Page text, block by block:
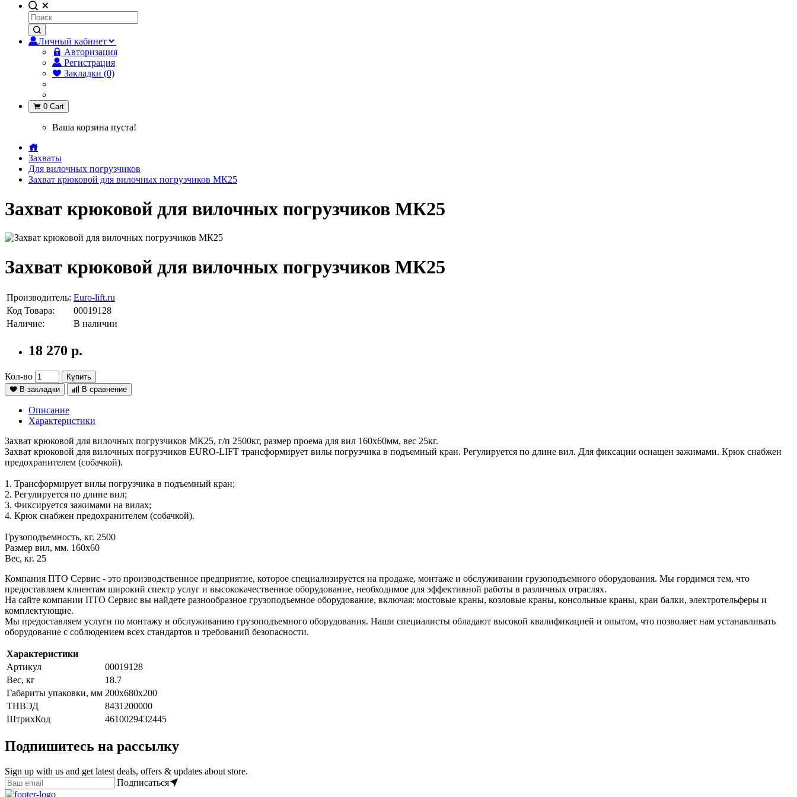
Личный кабинет
Авторизация
Регистрация
Закладки (0)
0 Cart
Ваша корзина пуста!
Захваты
Для вилочных погрузчиков
Захват крюковой для вилочных погрузчиков МК25
Захват крюковой для вилочных погрузчиков МК25
Захват крюковой для вилочных погрузчиков МК25
Производитель: Euro-lift.ru
Код Товара:
00019128
Наличие:
В наличии
18 270 р.
Кол-во
Купить
В закладки
В сравнение
Описание
Характеристики
Захват крюковой для вилочных погрузчиков МК25, г/п 2500кг, размер проема для вил 160х60мм, вес 25кг.
Захват крюковой для вилочных погрузчиков EURO-LIFT трансформирует вилы погрузчика в подъемный кран. Регулируется по длине вил. Для фиксации оснащен зажимами. Крюк снабжен
предохранителем (собачкой).
1. Трансформирует вилы погрузчика в подъемный кран;
2. Регулируется по длине вил;
3. Фиксируется зажимами на вилах;
4. Крюк снабжен предохранителем (собачкой).
Грузоподъемность, кг. 2500
Размер вил, мм. 160x60
Вес, кг. 25
Компания ПТО Сервис - это производственное предприятие, которое специализируется на продаже, монтаже и обслуживании грузоподъемного оборудования. Мы гордимся тем, что
предоставляем клиентам широкий спектр услуг и высококачественное оборудование, необходимое для эффективной работы в различных отраслях.
На сайте компании ПТО Сервис вы найдете разнообразное грузоподъемное оборудование, включая: мостовые краны, козловые краны, консольные краны, кран балки, электротельферы и
комплектующие.
Мы предоставляем услуги по монтажу и обслуживанию грузоподъемного оборудования. Наши специалисты обладают высокой квалификацией и опытом, что позволяет нам устанавливать
оборудование с соблюдением всех стандартов и требований безопасности.
Характеристики
Артикул
00019128
Вес, кг
18.7
Габариты упаковки, мм 200х680х200
ТНВЭД
8431200000
ШтрихКод
4610029432445
Подпишитесь на рассылку
Sign up with us and get latest deals, offers & updates about store.
Подписаться